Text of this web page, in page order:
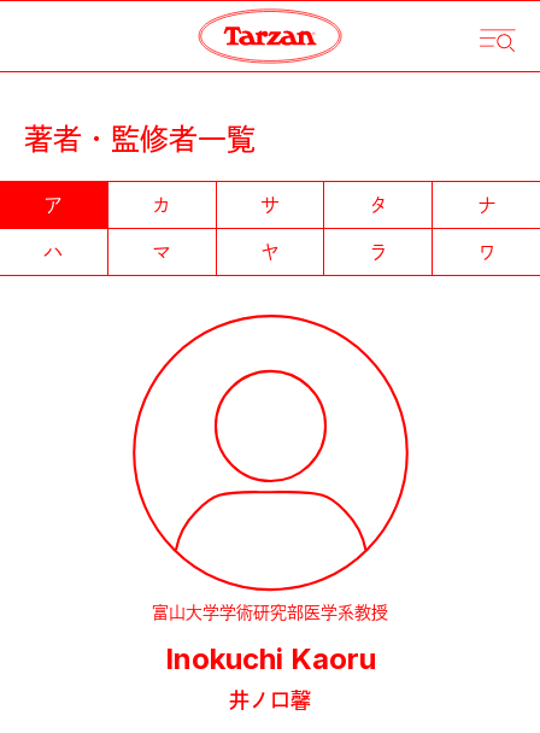
著者・監修者一覧
ア カ サ タ
ナ
ハ
マ ヤ ラ ワ
富山大学学術研究部医学系教授
Inokuchi Kaoru
井ノ口馨